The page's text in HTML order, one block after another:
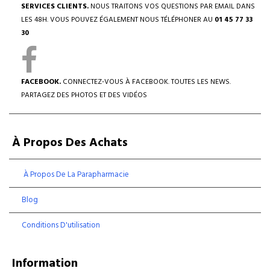
SERVICES CLIENTS. NOUS TRAITONS VOS QUESTIONS PAR EMAIL DANS
LES 48H. VOUS POUVEZ ÉGALEMENT NOUS TÉLÉPHONER AU 01 45 77 33
30
FACEBOOK. CONNECTEZ-VOUS À FACEBOOK. TOUTES LES NEWS.
PARTAGEZ DES PHOTOS ET DES VIDÉOS
À Propos Des Achats
À Propos De La Parapharmacie
Blog
Conditions D'utilisation
Information